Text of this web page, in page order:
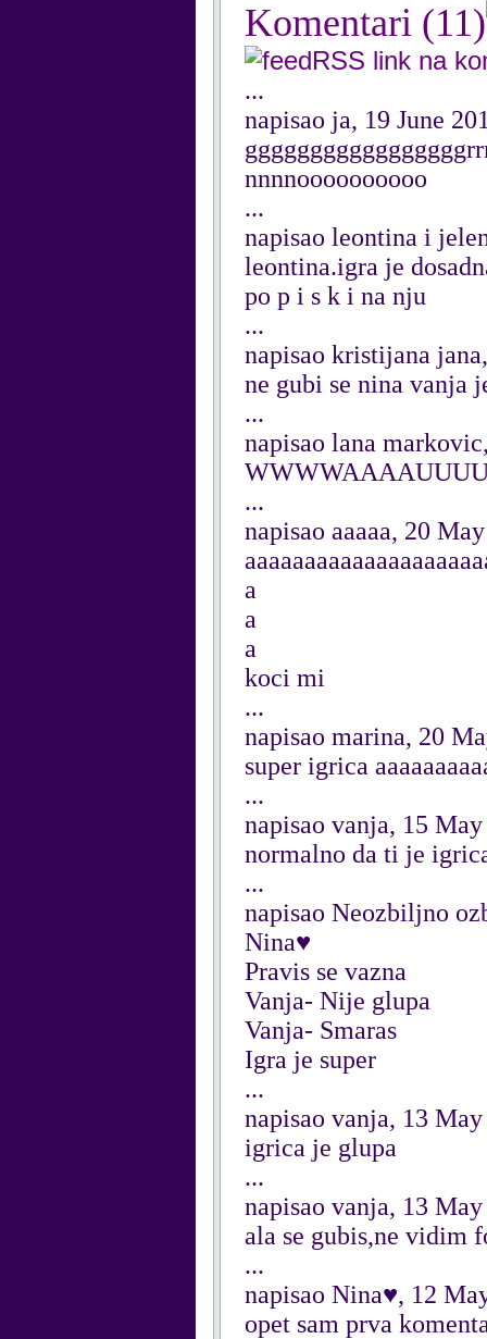
Komentari (11)
RSS link na
...
napisao ja, 19 June
nnnnoooooooooo
...
napisao leontina i
leontina.igra je
po p i s k i na nju
...
napisao kristijana
ne gubi se nina vanja
...
napisao lana
...
napisao aaaaa, 20
a
a
a
koci mi
...
napisao marina, 20
super igrica
...
napisao vanja, 15
normalno da ti je
...
napisao Neozbiljno
Nina♥
Pravis se vazna
Vanja- Nije glupa
Vanja- Smaras
Igra je super
...
napisao vanja, 13
igrica je glupa
...
napisao vanja, 13
ala se gubis,ne vidim
...
napisao Nina♥, 12
opet sam prva